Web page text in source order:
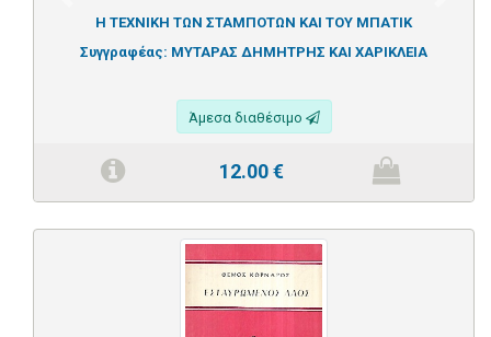
Η ΤΕΧΝΙΚΗ ΤΩΝ ΣΤΑΜΠΟΤΩΝ ΚΑΙ ΤΟΥ ΜΠΑΤΙΚ
Συγγραφέας: ΜΥΤΑΡΑΣ ΔΗΜΗΤΡΗΣ ΚΑΙ ΧΑΡΙΚΛΕΙΑ
Άμεσα διαθέσιμο
12.00€